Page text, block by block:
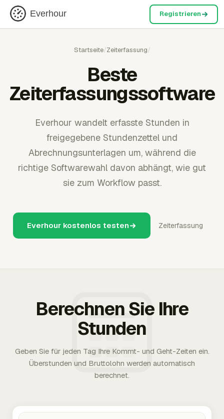
Everhour Registrieren
Startseite/Zeiterfassung/
Beste
Zeiterfassungssoftware
Everhour wandelt erfasste Stunden in
freigegebene Stundenzettel und
Abrechnungsunterlagen um, während die
richtige Softwarewahl davon abhängt, wie gut
sie zum Workflow passt.
Everhour kostenlos testen Zeiterfassung
Berechnen Sie Ihre
Stunden
Geben Sie für jeden Tag Ihre Kommt- und Geht-Zeiten ein.
Überstunden und Bruttolohn werden automatisch
berechnet.